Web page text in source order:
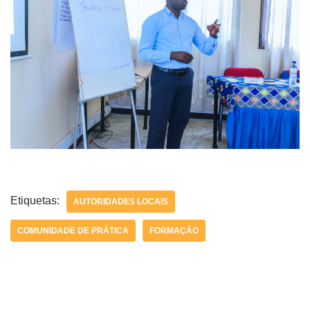
Etiquetas: AUTORIDADES LOCAIS
COMUNIDADE DE PRÁTICA FORMAÇÃO